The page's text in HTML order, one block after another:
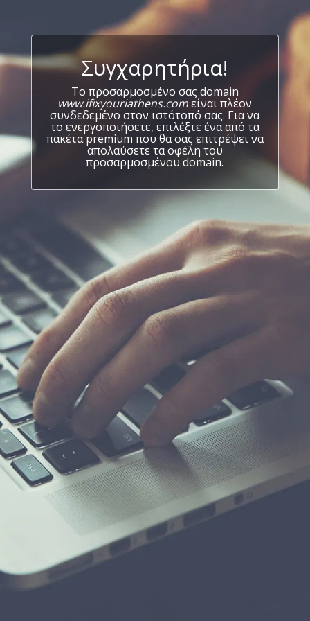
Συγχαρητήρια!
Το προσαρμοσμένο σας domain
www.ifixyouriathens.comείναι πλέον
συνδεδεμένο στον ιστότοπό σας. Για να
το ενεργοποιήσετε, επιλέξτε ένα από τα
πακέτα premium που θα σας επιτρέψει να
απολαύσετε τα οφέλη του
προσαρμοσμένου domain.